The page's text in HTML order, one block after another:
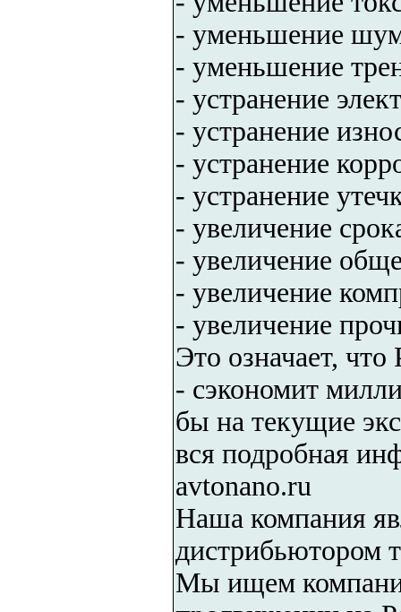
- уменьшение
- уменьшение
- устранение
- устранение
- устранение
- устранение
- увеличение
- увеличение
- увеличение
- увеличение
Это означает, что
- сэкономит
бы на текущие
вся подробная
avtonano.ru
Наша компания
дистрибьютором
Мы ищем